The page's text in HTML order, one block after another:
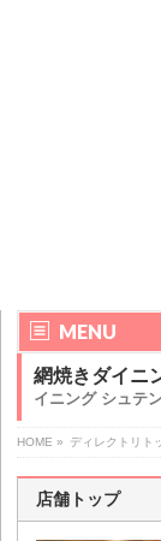
MENU
網焼きダイニ
イニング シュテ
HOME » ディレクトリト
店舗トップ